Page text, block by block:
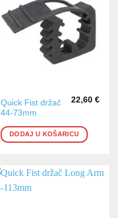
Quick Fist držač
44-73mm
22,60 €
DODAJ U KOŠARICU